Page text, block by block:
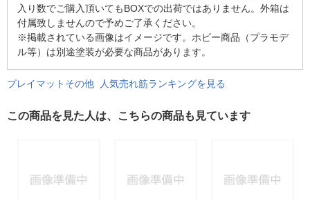
入り数でご購入頂いてもBOXでの出荷ではありません。外箱は
付属致しませんので予めご了承ください。
※掲載されている画像はイメージです。ホビー商品（プラモデ
ル等）は別途塗装が必要な商品があります。
プレイマットその他 人気売れ筋ランキングを見る
この商品を見た人は、こちらの商品も見ています